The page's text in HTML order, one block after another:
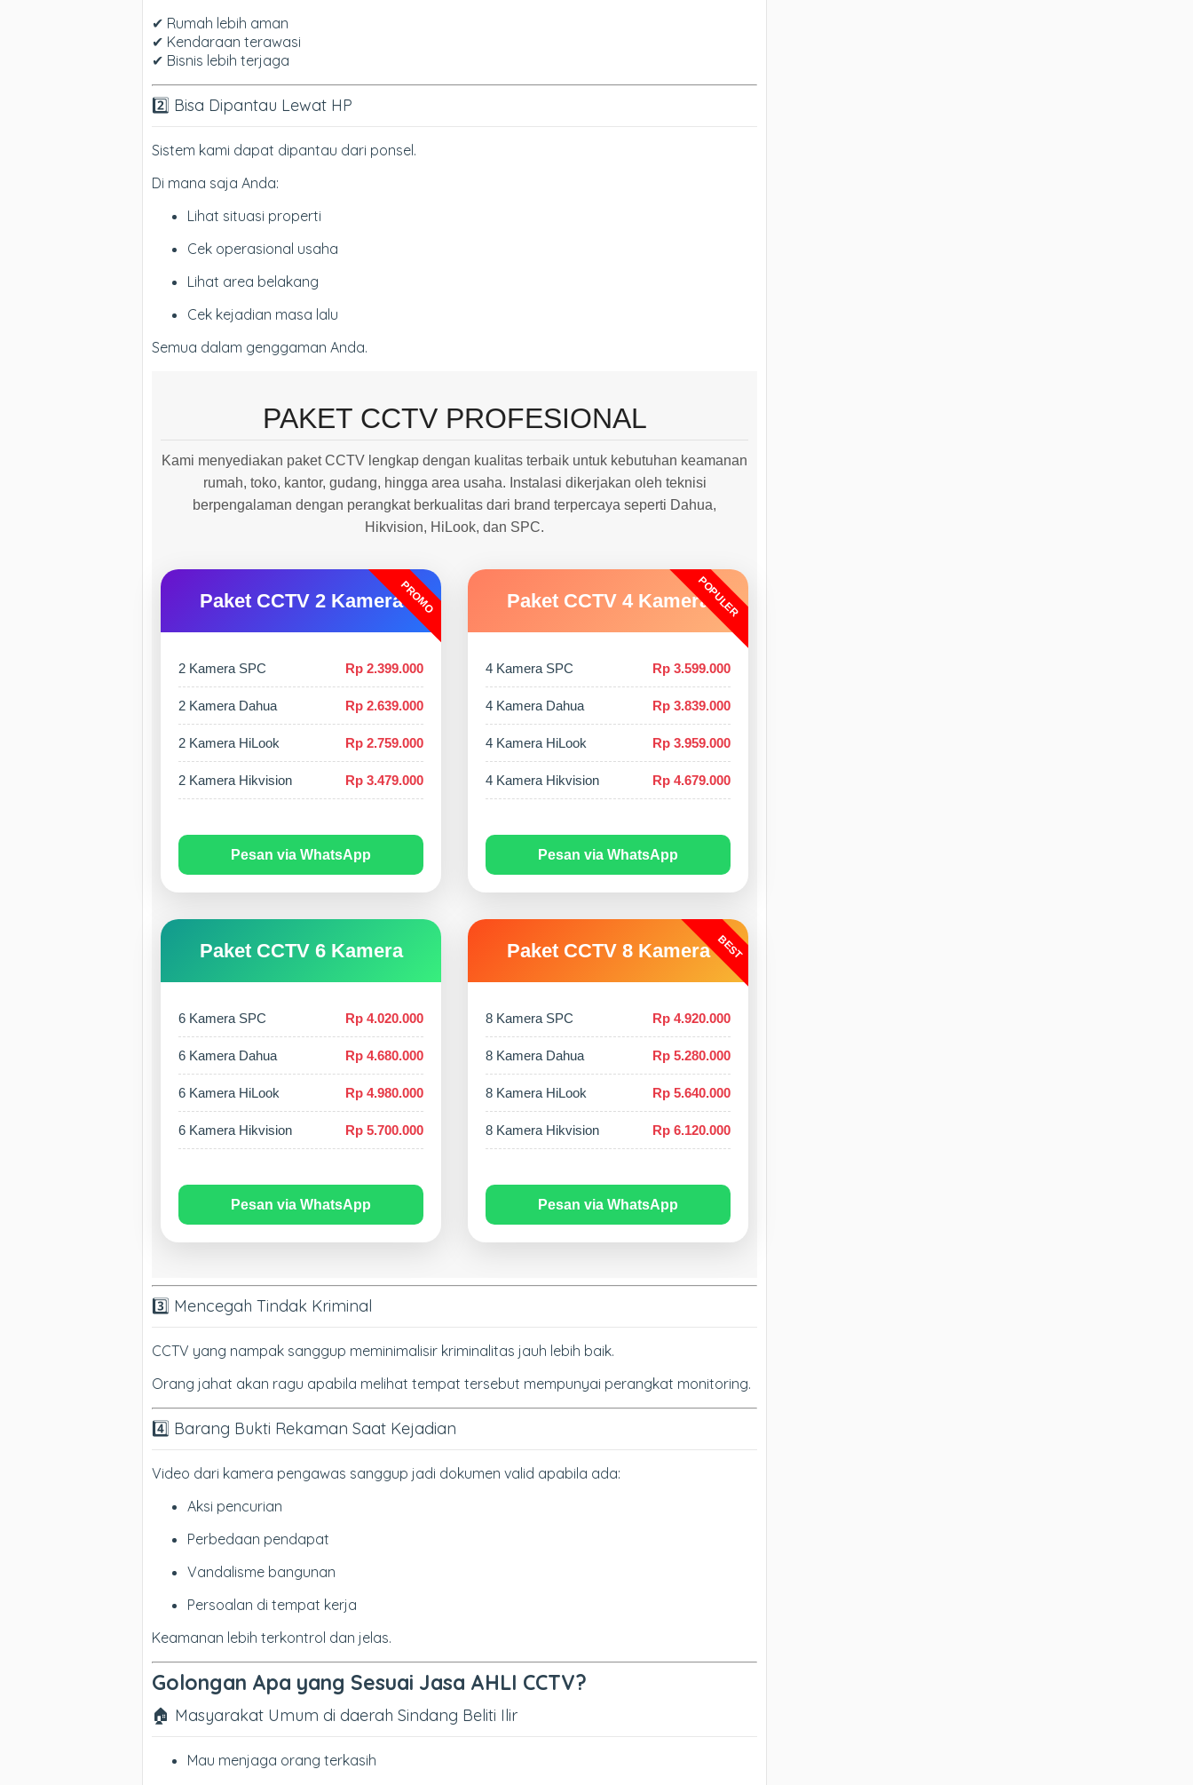
✔ Rumah lebih aman
✔ Kendaraan terawasi
✔ Bisnis lebih terjaga
2️⃣ Bisa Dipantau Lewat HP
Sistem kami dapat dipantau dari ponsel.
Di mana saja Anda:
Lihat situasi properti
Cek operasional usaha
Lihat area belakang
Cek kejadian masa lalu
Semua dalam genggaman Anda.
PAKET CCTV PROFESIONAL
Kami menyediakan paket CCTV lengkap dengan kualitas terbaik untuk kebutuhan keamanan
rumah, toko, kantor, gudang, hingga area usaha. Instalasi dikerjakan oleh teknisi
berpengalaman dengan perangkat berkualitas dari brand terpercaya seperti Dahua,
Hikvision, HiLook, dan SPC.
PROMO
Paket CCTV 2 Kamera
2 Kamera SPC Rp 2.399.000
2 Kamera Dahua Rp 2.639.000
2 Kamera HiLook Rp 2.759.000
2 Kamera Hikvision Rp 3.479.000
Pesan via WhatsApp
POPULER
Paket CCTV 4 Kamera
4 Kamera SPC Rp 3.599.000
4 Kamera Dahua Rp 3.839.000
4 Kamera HiLook Rp 3.959.000
4 Kamera Hikvision Rp 4.679.000
Pesan via WhatsApp
Paket CCTV 6 Kamera
6 Kamera SPC Rp 4.020.000
6 Kamera Dahua Rp 4.680.000
6 Kamera HiLook Rp 4.980.000
6 Kamera Hikvision Rp 5.700.000
Pesan via WhatsApp
BEST
Paket CCTV 8 Kamera
8 Kamera SPC Rp 4.920.000
8 Kamera Dahua Rp 5.280.000
8 Kamera HiLook Rp 5.640.000
8 Kamera Hikvision Rp 6.120.000
Pesan via WhatsApp
3️⃣ Mencegah Tindak Kriminal
CCTV yang nampak sanggup meminimalisir kriminalitas jauh lebih baik.
Orang jahat akan ragu apabila melihat tempat tersebut mempunyai perangkat monitoring.
4️⃣ Barang Bukti Rekaman Saat Kejadian
Video dari kamera pengawas sanggup jadi dokumen valid apabila ada:
Aksi pencurian
Perbedaan pendapat
Vandalisme bangunan
Persoalan di tempat kerja
Keamanan lebih terkontrol dan jelas.
Golongan Apa yang Sesuai Jasa AHLI CCTV?
🏠 Masyarakat Umum di daerah Sindang Beliti Ilir
Mau menjaga orang terkasih